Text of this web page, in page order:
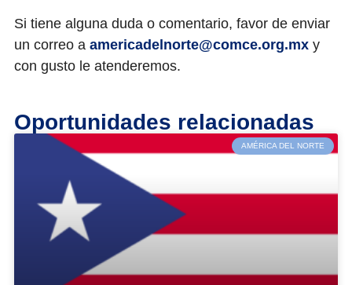
Si tiene alguna duda o comentario, favor de enviar
un correo a americadelnorte@comce.org.mxy
con gusto le atenderemos.
Oportunidades relacionadas
AMÉRICA DEL NORTE